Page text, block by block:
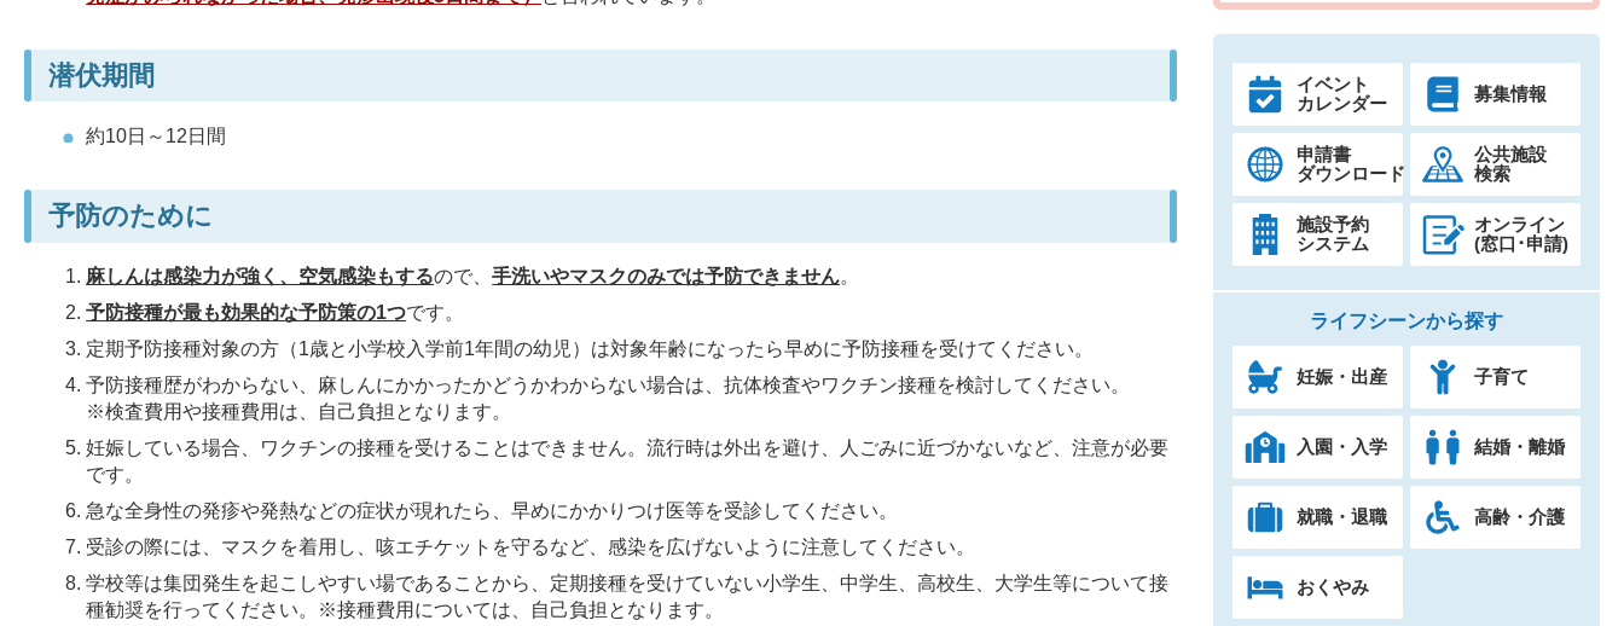
潜伏期間
約10日～12日間
予防のために
麻しんは感染力が強く、空気感染もするので、手洗いやマスクのみでは予防できません。
予防接種が最も効果的な予防策の1つです。
定期予防接種対象の方（1歳と小学校入学前1年間の幼児）は対象年齢になったら早めに予防接種を受けてください。
予防接種歴がわからない、麻しんにかかったかどうかわからない場合は、抗体検査やワクチン接種を検討してください。
※検査費用や接種費用は、自己負担となります。
妊娠している場合、ワクチンの接種を受けることはできません。流行時は外出を避け、人ごみに近づかないなど、注意が必要
です。
急な全身性の発疹や発熱などの症状が現れたら、早めにかかりつけ医等を受診してください。
受診の際には、マスクを着用し、咳エチケットを守るなど、感染を広げないように注意してください。
学校等は集団発生を起こしやすい場であることから、定期接種を受けていない小学生、中学生、高校生、大学生等について接
種勧奨を行ってください。※接種費用については、自己負担となります。
イベント
カレンダー
募集情報
申請書
ダウンロード
公共施設
検索
施設予約
システム
オンライン
(窓口･申請)
ライフシーンから探す
妊娠・出産 子育て
入園・入学 結婚・離婚
就職・退職 高齢・介護
おくやみ